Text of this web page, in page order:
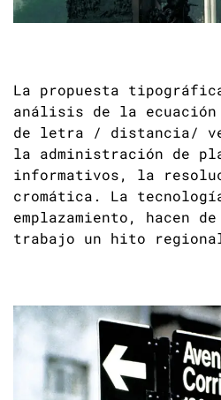
La propuesta
análisis de la ecuación
de letra / distancia/
la administración de
informativos, la
cromática. La
emplazamiento, hacen
trabajo un hito